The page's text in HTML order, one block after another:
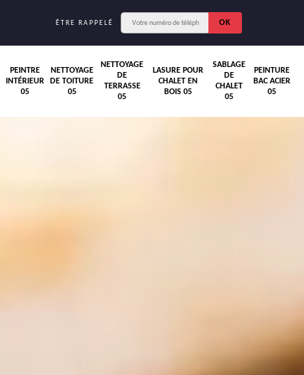
ÊTRE RAPPELÉ
PEINTRE
INTÉRIEUR
05
NETTOYAGE
DE TOITURE
05
NETTOYAGE
DE
TERRASSE
05
LASURE POUR
CHALET EN
BOIS 05
SABLAGE
DE
CHALET
05
PEINTURE
BAC ACIER
05